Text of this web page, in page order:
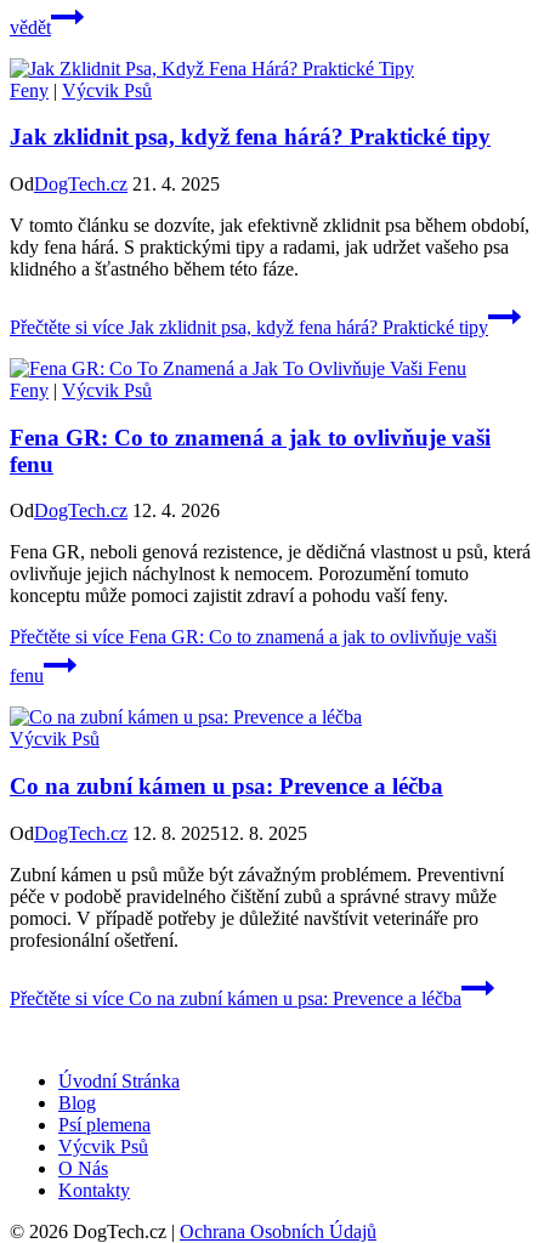
vědět
Feny | Výcvik Psů
Jak zklidnit psa, když fena hárá? Praktické tipy
OdDogTech.cz 21. 4. 2025
V tomto článku se dozvíte, jak efektivně zklidnit psa během období,
kdy fena hárá. S praktickými tipy a radami, jak udržet vašeho psa
klidného a šťastného během této fáze.
Přečtěte si více Jak zklidnit psa, když fena hárá? Praktické tipy
Feny | Výcvik Psů
Fena GR: Co to znamená a jak to ovlivňuje vaši
fenu
OdDogTech.cz 12. 4. 2026
Fena GR, neboli genová rezistence, je dědičná vlastnost u psů, která
ovlivňuje jejich náchylnost k nemocem. Porozumění tomuto
konceptu může pomoci zajistit zdraví a pohodu vaší feny.
Přečtěte si více Fena GR: Co to znamená a jak to ovlivňuje vaši
fenu
Výcvik Psů
Co na zubní kámen u psa: Prevence a léčba
OdDogTech.cz 12. 8. 202512. 8. 2025
Zubní kámen u psů může být závažným problémem. Preventivní
péče v podobě pravidelného čištění zubů a správné stravy může
pomoci. V případě potřeby je důležité navštívit veterináře pro
profesionální ošetření.
Přečtěte si více Co na zubní kámen u psa: Prevence a léčba
Úvodní Stránka
Blog
Psí plemena
Výcvik Psů
O Nás
Kontakty
© 2026 DogTech.cz | Ochrana Osobních Údajů